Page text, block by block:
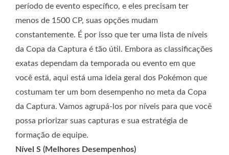
período de evento específico, e eles precisam ter
menos de 1500 CP, suas opções mudam
constantemente. É por isso que ter uma lista de níveis
da Copa da Captura é tão útil. Embora as classificações
exatas dependam da temporada ou evento em que
você está, aqui está uma ideia geral dos Pokémon que
costumam ter um bom desempenho no meta da Copa
da Captura. Vamos agrupá-los por níveis para que você
possa priorizar suas capturas e sua estratégia de
formação de equipe.
Nível S (Melhores Desempenhos)